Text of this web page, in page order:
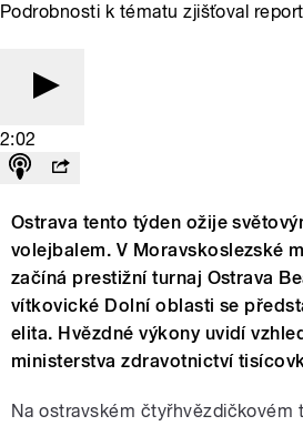
Podrobnosti k tématu zjišťoval
2:02
Ostrava tento týden ožije
volejbalem. V Moravskoslezské
začíná prestižní turnaj Ostrava
vítkovické Dolní oblasti se
elita. Hvězdné výkony uvidí
ministerstva zdravotnictví
Na ostravském čtyřhvězdičkovém